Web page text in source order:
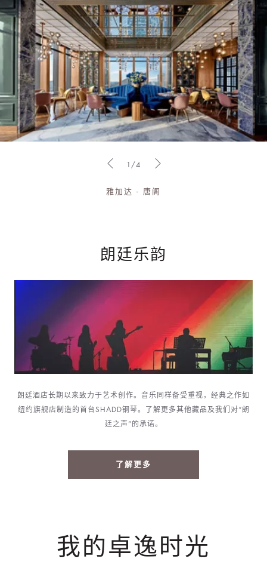
雅加达 - 唐阁
1/4
朗廷乐韵
朗廷酒店长期以来致力于艺术创作。音乐同样备受重视，经典之作如
纽约旗舰店制造的首台SHADD钢琴。了解更多其他藏品及我们对“朗
廷之声”的承诺。
了解更多
我的卓逸时光